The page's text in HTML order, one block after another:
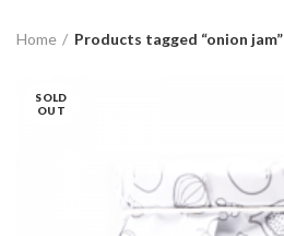
Home Products tagged “onion jam”
SOLD
OUT